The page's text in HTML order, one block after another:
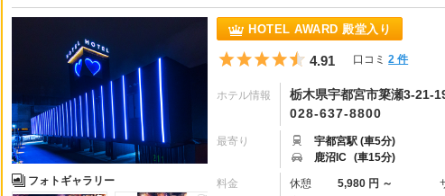
フォトギャラリー
HOTEL AWARD 殿堂入り
5つ星のうち4.5
4.91 口コミ2 件
ホテル情報
栃木県宇都宮市簗瀬3-21-
028-637-8800
最寄り
宇都宮駅 (車5分)
鹿沼IC (車15分)
料金 休憩 5,980 円 ～